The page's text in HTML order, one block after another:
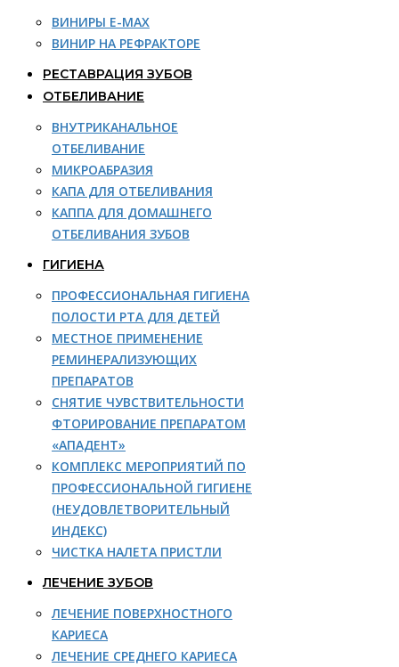
ВИНИРЫ E-MAX
ВИНИР НА РЕФРАКТОРЕ
РЕСТАВРАЦИЯ ЗУБОВ
ОТБЕЛИВАНИЕ
ВНУТРИКАНАЛЬНОЕ
ОТБЕЛИВАНИЕ
МИКРОАБРАЗИЯ
КАПА ДЛЯ ОТБЕЛИВАНИЯ
КАППА ДЛЯ ДОМАШНЕГО
ОТБЕЛИВАНИЯ ЗУБОВ
ГИГИЕНА
ПРОФЕССИОНАЛЬНАЯ ГИГИЕНА
ПОЛОСТИ РТА ДЛЯ ДЕТЕЙ
МЕСТНОЕ ПРИМЕНЕНИЕ
РЕМИНЕРАЛИЗУЮЩИХ
ПРЕПАРАТОВ
СНЯТИЕ ЧУВСТВИТЕЛЬНОСТИ
ФТОРИРОВАНИЕ ПРЕПАРАТОМ
«АПАДЕНТ»
КОМПЛЕКС МЕРОПРИЯТИЙ ПО
ПРОФЕССИОНАЛЬНОЙ ГИГИЕНЕ
(НЕУДОВЛЕТВОРИТЕЛЬНЫЙ
ИНДЕКС)
ЧИСТКА НАЛЕТА ПРИСТЛИ
ЛЕЧЕНИЕ ЗУБОВ
ЛЕЧЕНИЕ ПОВЕРХНОСТНОГО
КАРИЕСА
ЛЕЧЕНИЕ СРЕДНЕГО КАРИЕСА